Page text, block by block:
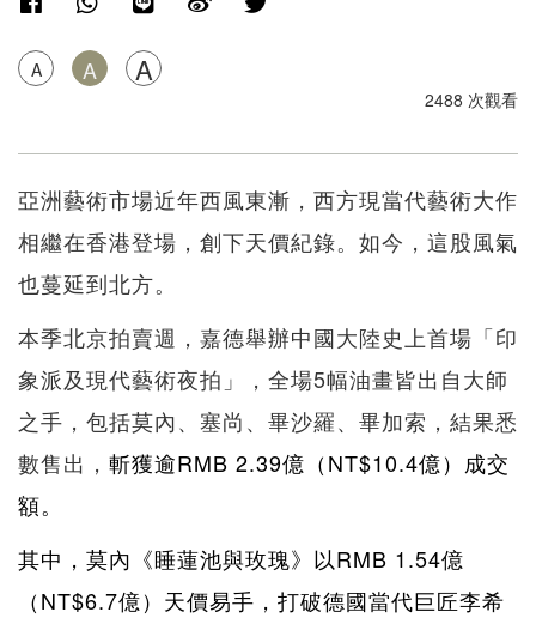
A A A
2488 次觀看
亞洲藝術市場近年西風東漸，西方現當代藝術大作
相繼在香港登場，創下天價紀錄。如今，這股風氣
也蔓延到北方。
本季北京拍賣週，嘉德舉辦中國大陸史上首場「印
象派及現代藝術夜拍」，全場5幅油畫皆出自大師
之手，包括莫內、塞尚、畢沙羅、畢加索，結果悉
數售出， 斬獲逾RMB 2.39億（NT$10.4億）成交
額。
其中，莫內《睡蓮池與玫瑰》以RMB 1.54億
（NT$6.7億）天價易手，打破德國當代巨匠李希